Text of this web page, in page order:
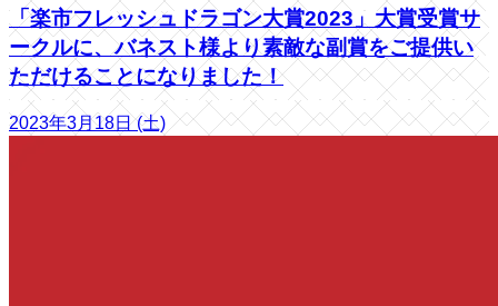
「楽市フレッシュドラゴン大賞2023」大賞受賞サ
ークルに、バネスト様より素敵な副賞をご提供い
ただけることになりました！
2023年3月18日 (土)